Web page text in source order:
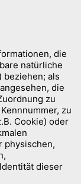
die
natürliche
beziehen; als
die
zu
zu
Cookie) oder
physischen,
dieser